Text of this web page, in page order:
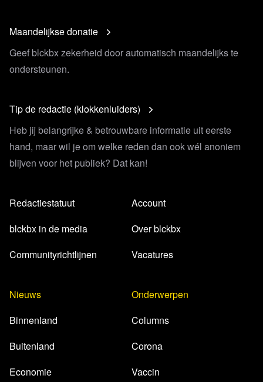
Maandelijkse donatie
Geef blckbx zekerheid door automatisch maandelijks te
ondersteunen.
Tip de redactie (klokkenluiders)
Heb jij belangrijke & betrouwbare informatie uit eerste
hand, maar wil je om welke reden dan ook wél anoniem
blijven voor het publiek? Dat kan!
Redactiestatuut
blckbx in de media
Communityrichtlijnen
Account
Over blckbx
Vacatures
Nieuws
Binnenland
Buitenland
Economie
Onderwerpen
Columns
Corona
Vaccin